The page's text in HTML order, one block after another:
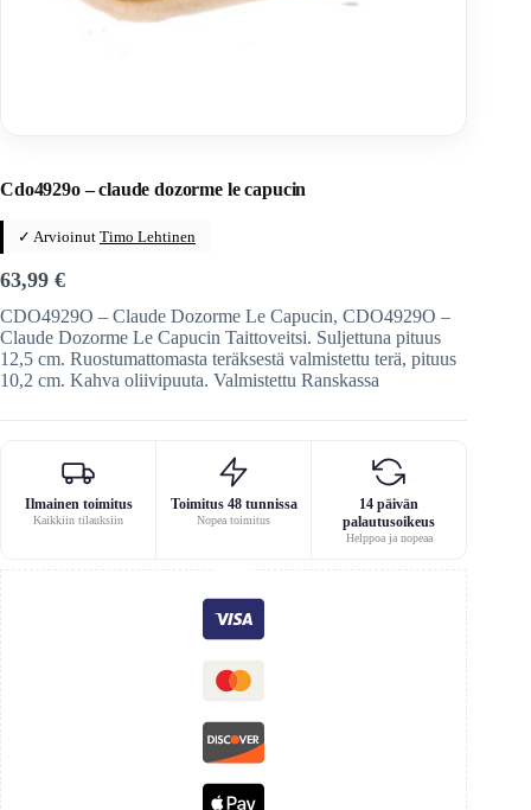
Cdo4929o – claude dozorme le capucin
✓ Arvioinut Timo Lehtinen
63,99 €
CDO4929O – Claude Dozorme Le Capucin, CDO4929O –
Claude Dozorme Le Capucin Taittoveitsi. Suljettuna pituus
12,5 cm. Ruostumattomasta teräksestä valmistettu terä, pituus
10,2 cm. Kahva oliivipuuta. Valmistettu Ranskassa
Ilmainen toimitus
Kaikkiin tilauksiin
Toimitus 48 tunnissa
Nopea toimitus
14 päivän
palautusoikeus
Helppoa ja nopeaa